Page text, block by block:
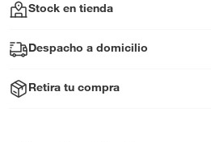
Stock en tienda
Despacho a domicilio
Retira tu compra